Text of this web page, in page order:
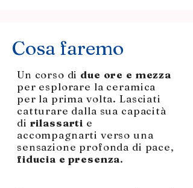
Cosa faremo
Un corso di due ore e mezza
per esplorare la ceramica
per la prima volta. Lasciati
catturare dalla sua capacità
di rilassarti e
accompagnarti verso una
sensazione profonda di pace,
fiducia e presenza.